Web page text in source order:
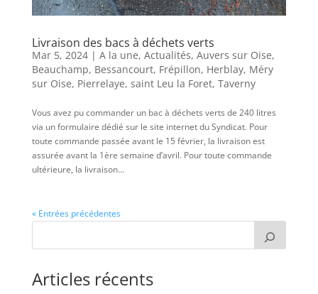
Livraison des bacs à déchets verts
Mar 5, 2024| A la une, Actualités, Auvers sur Oise,
Beauchamp, Bessancourt, Frépillon, Herblay, Méry
sur Oise, Pierrelaye, saint Leu la Foret, Taverny
Vous avez pu commander un bac à déchets verts de 240 litres
via un formulaire dédié sur le site internet du Syndicat. Pour
toute commande passée avant le 15 février, la livraison est
assurée avant la 1ère semaine d’avril. Pour toute commande
ultérieure, la livraison...
« Entrées précédentes
Articles récents